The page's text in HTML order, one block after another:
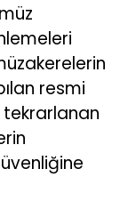
resmi